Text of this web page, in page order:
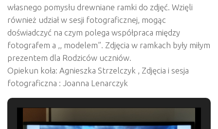
własnego pomysłu drewniane ramki do zdjęć. Wzięli
również udział w sesji fotograficznej, mogąc
doświadczyć na czym polega współpraca między
fotografem a ,, modelem”. Zdjęcia w ramkach były miłym
prezentem dla Rodziców uczniów.
Opiekun koła: Agnieszka Strzelczyk , Zdjęcia i sesja
fotograficzna : Joanna Lenarczyk